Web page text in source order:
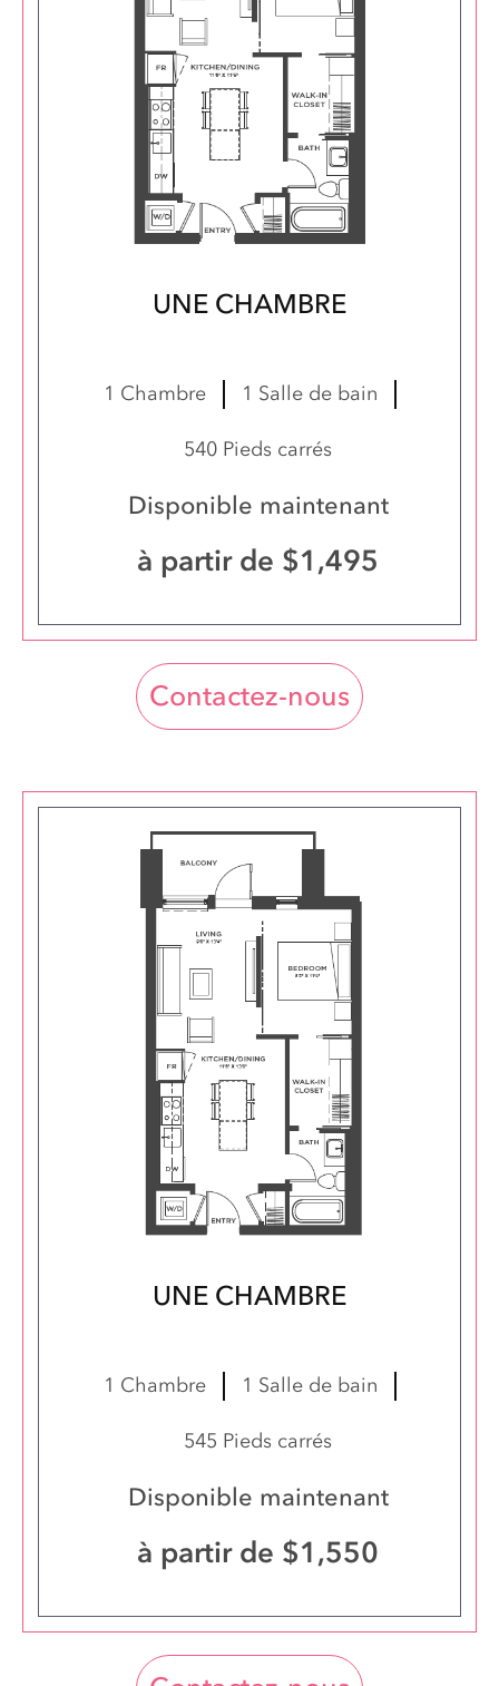
UNE CHAMBRE
1 Chambre
1 Salle de bain
540 Pieds carrés
Disponible maintenant
à partir de $1,495
Contactez-nous
UNE CHAMBRE
1 Chambre
1 Salle de bain
545 Pieds carrés
Disponible maintenant
à partir de $1,550